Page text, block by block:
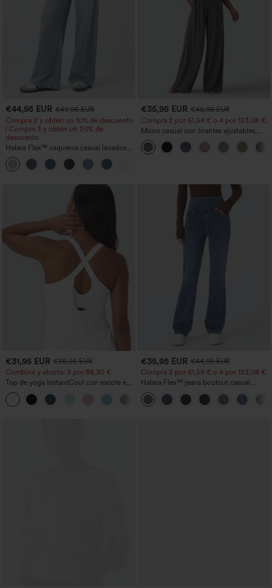
€44,95 EUR €49,95 EUR
Compra 2 y obtén un 10% de descuento
| Compra 3 y obtén un 20% de
descuento
Halara Flex™ vaqueros casual lavados
asimétricos de tiro bajo con bolsillos
con cremallera, corte baggy y pierna
ancha
€35,95 EUR €40,95 EUR
Compra 2 por 61,54 € o 4 por 123,08 €.
Mono casual con tirantes ajustables,
fruncidos, pierna ancha, tejido jaspeado
y bolsillos - Easy Peezy
€31,95 EUR €35,95 EUR
Combina y ahorra: 3 por 88,30 €
Top de yoga InstantCool con escote en
U y bajo curvado - UPF50+
€35,95 EUR €44,95 EUR
Compra 2 por 61,54 € o 4 por 123,08 €.
Halara Flex™ jeans bootcut casual
lavados, de talle alto y con bolsillos